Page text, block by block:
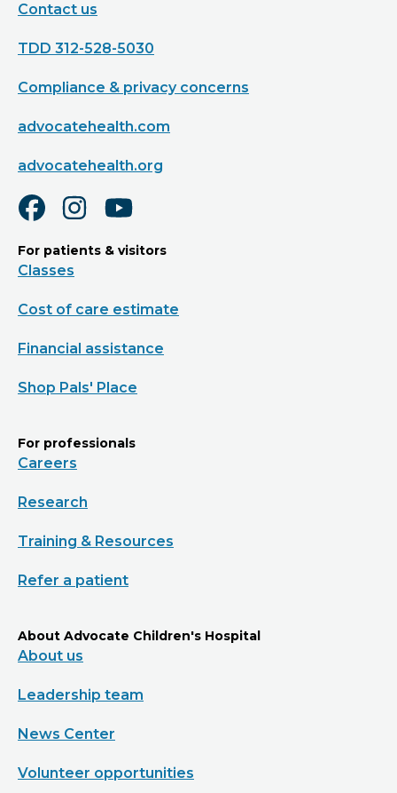
Contact us
TDD 312-528-5030
Compliance & privacy concerns
advocatehealth.com
advocatehealth.org
For patients & visitors
Classes
Cost of care estimate
Financial assistance
Shop Pals' Place
For professionals
Careers
Research
Training & Resources
Refer a patient
About Advocate Children's Hospital
About us
Leadership team
News Center
Volunteer opportunities